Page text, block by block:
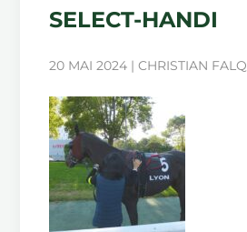
SELECT-HANDI
20 MAI 2024 | CHRISTIAN